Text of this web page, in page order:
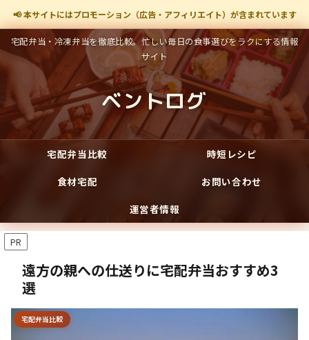
📢 本サイトにはプロモーション（広告・アフィリエイト）が含まれています
宅配弁当・冷凍弁当を徹底比較。忙しい毎日の食事選びをラクにする情報
サイト
ベントログ
宅配弁当比較
時短レシピ
食材宅配
お問い合わせ
運営者情報
PR
遠方の親への仕送りに宅配弁当おすすめ3
選
宅配弁当比較